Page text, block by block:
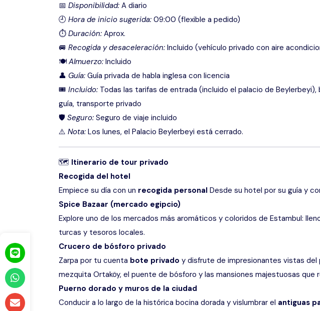
📅 Disponibilidad: A diario
🕘 Hora de inicio sugerida: 09:00 (flexible a pedido)
⏱ Duración: Aprox.
🚐 Recogida y desaceleración: Incluido (vehículo privado con aire
🍽 Almuerzo: Incluido
👤 Guía: Guía privada de habla inglesa con licencia
🎟 Incluido: Todas las tarifas de entrada (incluido el palacio de
guía, transporte privado
🛡 Seguro: Seguro de viaje incluido
⚠️ Nota: Los lunes, el Palacio Beylerbeyi está cerrado.
🗺 Itinerario de tour privado
Recogida del hotel
Empiece su día con un recogida personal Desde su hotel por su guía y
Spice Bazaar (mercado egipcio)
Explore uno de los mercados más aromáticos y coloridos de Estambul:
turcas y tesoros locales.
Crucero de bósforo privado
Zarpa por tu cuenta bote privado y disfrute de impresionantes vistas del
mezquita Ortaköy, el puente de bósforo y las mansiones majestuosas que
Puerno dorado y muros de la ciudad
Conducir a lo largo de la histórica bocina dorada y vislumbrar el antiguas